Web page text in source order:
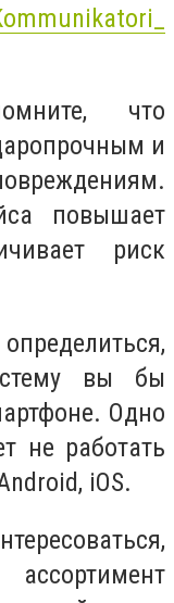
что
и
повышает
риск
вы бы
Одно
не работать
iOS.